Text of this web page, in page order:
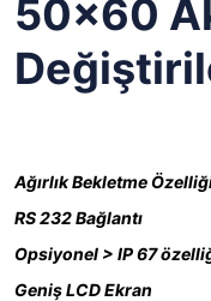
50x60
Ağırlık Bekletme
RS 232 Bağlantı
Opsiyonel > IP 67
Geniş LCD Ekran